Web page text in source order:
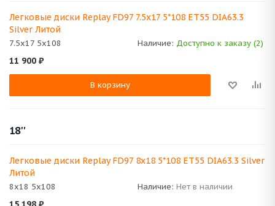
Легковые диски Replay FD97 7.5x17 5*108 ET55 DIA63.3
Silver Литой
7.5x17 5x108 Наличие: Доступно к заказу (2)
11 900 ₽
В корзину
18''
Легковые диски Replay FD97 8x18 5*108 ET55 DIA63.3 Silver
Литой
8x18 5x108 Наличие: Нет в наличии